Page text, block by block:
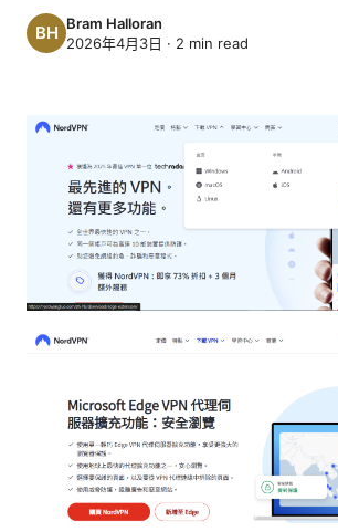
Bram Halloran
2026年4月3日 · 2 min read